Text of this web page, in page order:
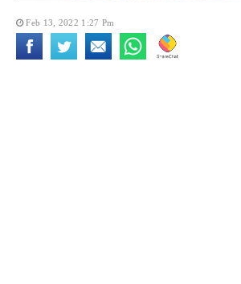
Feb 13, 2022 1:27 Pm